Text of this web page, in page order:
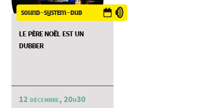
sound-system-dub
le père noël est un
dubber
12 décembre, 20h30